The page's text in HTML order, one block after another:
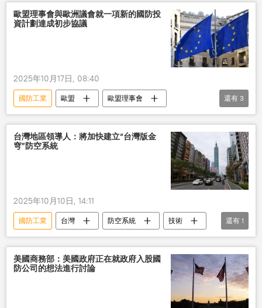
歐盟理事會與歐洲議會就一項新的國防投
資計劃達成初步協議
2025年10月17日, 08:40
國防工業 歐盟
歐盟理事會
歐洲議會
投資 計劃
還有 3
台灣地區領導人：將加快建立“台灣版金
穹”防空系統
2025年10月10日, 14:11
國防工業 台灣 防空系統
技術
中國
還有 1
美國商務部：美國政府正在就政府入股國
防公司的想法進行討論